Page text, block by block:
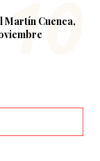
Martín Cuenca,